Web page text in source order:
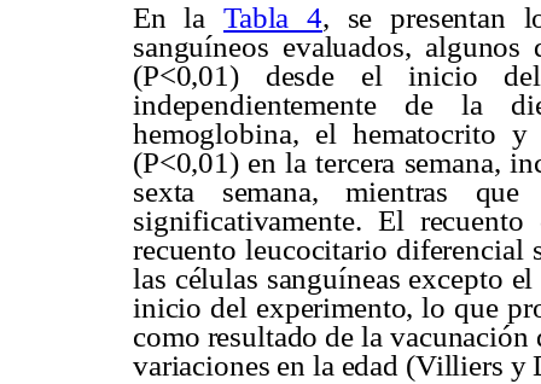
En la Tabla 4, se presentan
sanguíneos evaluados,
(P<0,01) desde el inicio
independientemente de la
hemoglobina, el hematocrito
(P<0,01) en la tercera semana,
sexta semana, mientras
significativamente. El
recuento leucocitario diferencial
las células sanguíneas excepto
inicio del experimento, lo que
como resultado de la
variaciones en la edad (Villiers y